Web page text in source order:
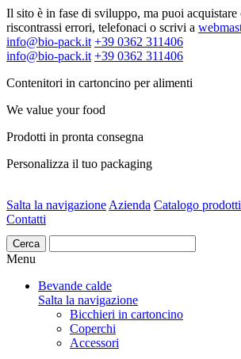
Il sito è in fase di sviluppo, ma puoi acquistare
riscontrassi errori, telefonaci o scrivi a
info@bio-pack.it +39 0362 311406
info@bio-pack.it +39 0362 311406
Contenitori in cartoncino per alimenti
We value your food
Prodotti in pronta consegna
Personalizza il tuo packaging
Salta la navigazione Azienda Catalogo prodotti
Contatti
Cerca
Menu
Bevande calde
Salta la navigazione
Bicchieri in cartoncino
Coperchi
Accessori